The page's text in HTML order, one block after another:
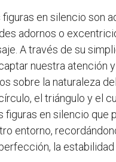
figuras en silencio son
adornos o
A través de su
nuestra atención
sobre la naturaleza
el triángulo y el
figuras en silencio que
entorno,
la